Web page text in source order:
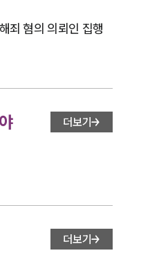
죄 혐의 의뢰인 집행
더보기
더보기